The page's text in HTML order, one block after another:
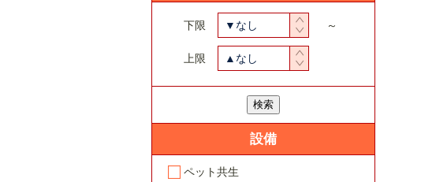
下限 ▼なし ～
上限 ▲なし
設備
ペット共生